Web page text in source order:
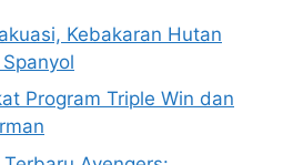
Kebakaran Hutan
Program Triple Win dan